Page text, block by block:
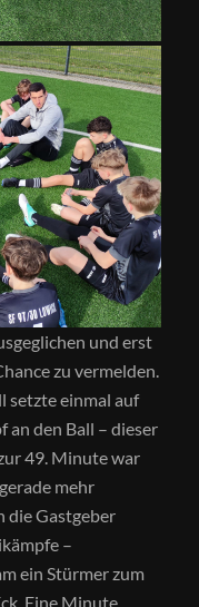
und erst
zu vermelden.
setzte einmal auf
an den Ball – dieser
49. Minute war
mehr
die Gastgeber
–
ein Stürmer zum
Eine Minute